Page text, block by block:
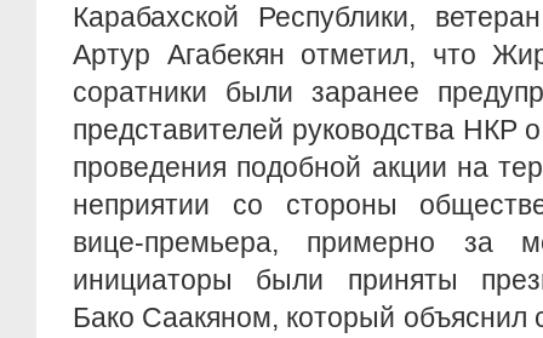
Карабахской Республики,
Артур Агабекян отметил, что
соратники были заранее
представителей руководства НКР
проведения подобной акции на
неприятии со стороны
вице-премьера, примерно за
инициаторы были приняты
Бако Саакяном, который объяснил